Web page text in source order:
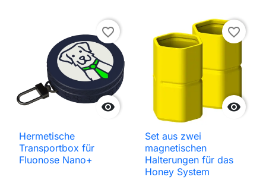

favorite_border
Hermetische
Transportbox für
Fluonose Nano+

favorite_border
Set aus zwei
magnetischen
Halterungen für das
Honey System